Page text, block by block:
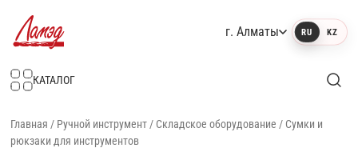
г. Алматы RU KZ
КАТАЛОГ
Главная / Ручной инструмент / Складское оборудование / Сумки и
рюкзаки для инструментов